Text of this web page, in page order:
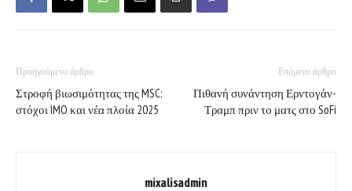
Προηγούμενο άρθρο
Στροφή βιωσιμότητας της MSC:
στόχοι IMO και νέα πλοία 2025
Επόμενο άρθρο
Πιθανή συνάντηση Ερντογάν-
Τραμπ πριν το ματς στο SoFi
mixalisadmin